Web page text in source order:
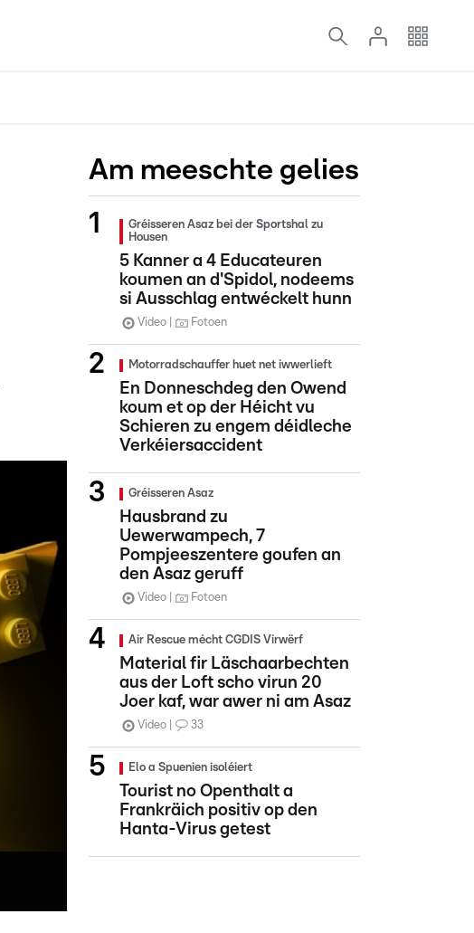
Am meeschte gelies
Gréisseren Asaz bei der Sportshal zu
Housen
5 Kanner a 4 Educateuren
koumen an d'Spidol, nodeems
si Ausschlag entwéckelt hunn
Video Fotoen
Motorradschauffer huet net iwwerlieft
En Donneschdeg den Owend
koum et op der Héicht vu
Schieren zu engem déidleche
Verkéiersaccident
Gréisseren Asaz
Hausbrand zu
Uewerwampech, 7
Pompjeeszentere goufen an
den Asaz geruff
Video Fotoen
Air Rescue mécht CGDIS Virwërf
Material fir Läschaarbechten
aus der Loft scho virun 20
Joer kaf, war awer ni am Asaz
Video 33
Elo a Spuenien isoléiert
Tourist no Openthalt a
Frankräich positiv op den
Hanta-Virus getest